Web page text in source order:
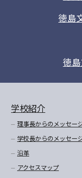
徳島
徳
学校紹介
理事長からのメッセー
学校長からのメッセー
沿革
アクセスマップ